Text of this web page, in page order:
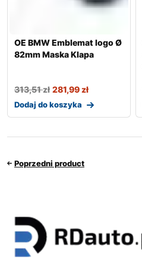
OE BMW Emblemat logo Ø
82mm Maska Klapa
313,51zł 281,99zł
Dodaj do koszyka
Poprzedni product